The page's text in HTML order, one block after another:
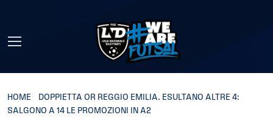
HOME
DOPPIETTA OR REGGIO EMILIA. ESULTANO ALTRE 4:
SALGONO A 14 LE PROMOZIONI IN A2